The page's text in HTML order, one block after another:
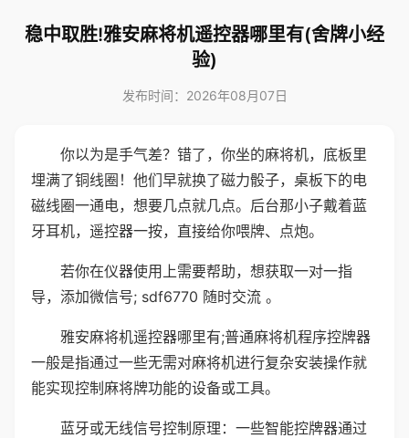
稳中取胜!雅安麻将机遥控器哪里有(舍牌小经
验)
发布时间：2026年08月07日
你以为是手气差？错了，你坐的麻将机，底板里
埋满了铜线圈！他们早就换了磁力骰子，桌板下的电
磁线圈一通电，想要几点就几点。后台那小子戴着蓝
牙耳机，遥控器一按，直接给你喂牌、点炮。
若你在仪器使用上需要帮助，想获取一对一指
导，添加微信号; sdf6770 随时交流 。
雅安麻将机遥控器哪里有;普通麻将机程序控牌器
一般是指通过一些无需对麻将机进行复杂安装操作就
能实现控制麻将牌功能的设备或工具。
蓝牙或无线信号控制原理：一些智能控牌器通过